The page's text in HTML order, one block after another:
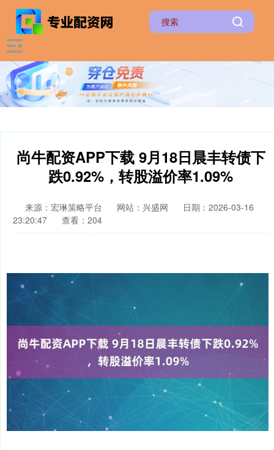
尚牛配资APP下载 9月18日晨丰转债下
跌0.92%，转股溢价率1.09%
来源：宏琳策略平台 网站：兴盛网
日期：2026-03-16
23:20:47
查看：204